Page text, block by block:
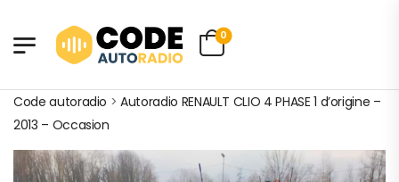
0
Code autoradio >Autoradio RENAULT CLIO 4 PHASE 1 d’origine –
2013 – Occasion